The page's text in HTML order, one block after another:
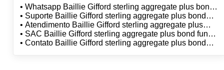
• Whatsapp Baillie Gifford sterling aggregate plus bond
fund citibank dtvm sa
• Suporte Baillie Gifford sterling aggregate plus bond
fund citibank dtvm sa
• Atendimento Baillie Gifford sterling aggregate plus
bond fund citibank dtvm sa
• SAC Baillie Gifford sterling aggregate plus bond fund
citibank dtvm sa
• Contato Baillie Gifford sterling aggregate plus bond